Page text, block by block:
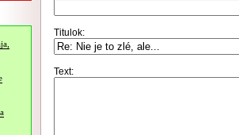
Titulok:
Text: